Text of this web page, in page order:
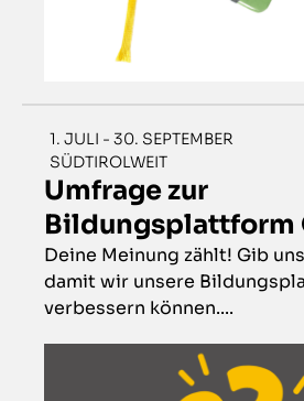
1. JULI - 30. SEPTEMBER
SÜDTIROLWEIT
Umfrage zur
Bildungsplattform
Deine Meinung zählt! Gib
damit wir unsere
verbessern können....